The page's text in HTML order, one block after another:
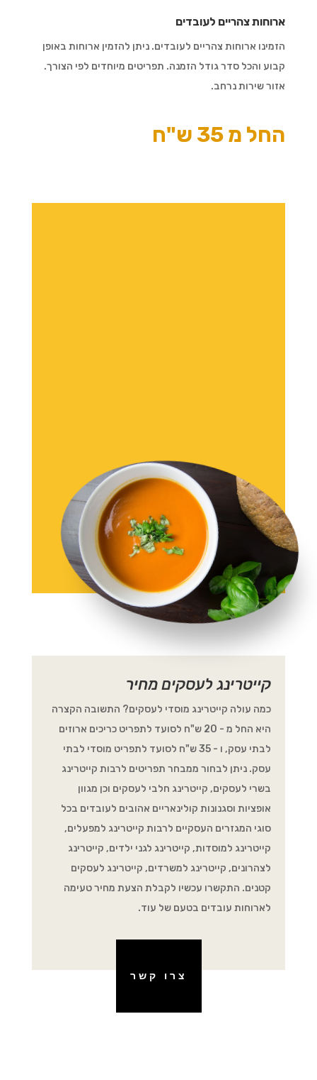
ארוחות צהריים לעובדים
הזמינו ארוחות צהריים לעובדים. ניתן להזמין ארוחות באופן
קבוע והכל סדר גודל הזמנה. תפריטים מיוחדים לפי הצורך.
אזור שירות נרחב.
החל מ 35 ש"ח
קייטרינג לעסקים מחיר
כמה עולה קייטרינג מוסדי לעסקים? התשובה הקצרה
היא החל מ - 20 ש"ח לסועד לתפריט כריכים ארוזים
לבתי עסק, ו - 35 ש"ח לסועד לתפריט מוסדי לבתי
עסק. ניתן לבחור ממבחר תפריטים לרבות קייטרינג
בשרי לעסקים, קייטרינג חלבי לעסקים וכן מגוון
אופציות וסגנונות קולינאריים אהובים לעובדים בכל
סוגי המגזרים העסקיים לרבות קייטרינג למפעלים,
קייטרינג למוסדות, קייטרינג לגני ילדים, קייטרינג
לצהרונים, קייטרינג למשרדים, קייטרינג לעסקים
קטנים. התקשרו עכשיו לקבלת הצעת מחיר טעימה
לארוחות עובדים בטעם של עוד.
צרו קשר